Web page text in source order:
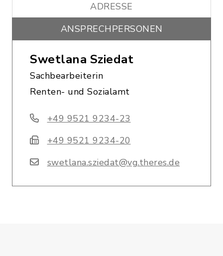
ADRESSE
ANSPRECHPERSONEN
Swetlana Sziedat
Sachbearbeiterin
Renten- und Sozialamt
+49 9521 9234-23
+49 9521 9234-20
swetlana.sziedat@vg.theres.de